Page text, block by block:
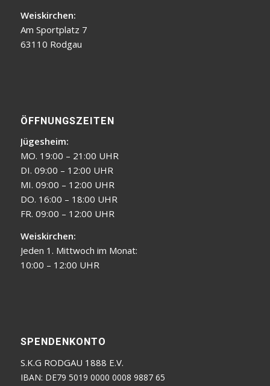
Weiskirchen:
Am Sportplatz 7
63110 Rodgau
ÖFFNUNGSZEITEN
Jügesheim:
MO. 19:00 – 21:00 UHR
DI. 09:00 – 12:00 UHR
MI. 09:00 – 12:00 UHR
DO. 16:00 – 18:00 UHR
FR. 09:00 – 12:00 UHR
Weiskirchen:
Jeden 1. Mittwoch im Monat:
10:00 – 12:00 UHR
SPENDENKONTO
S.K.G RODGAU 1888 E.V.
IBAN: DE79 5019 0000 0008 9887 65